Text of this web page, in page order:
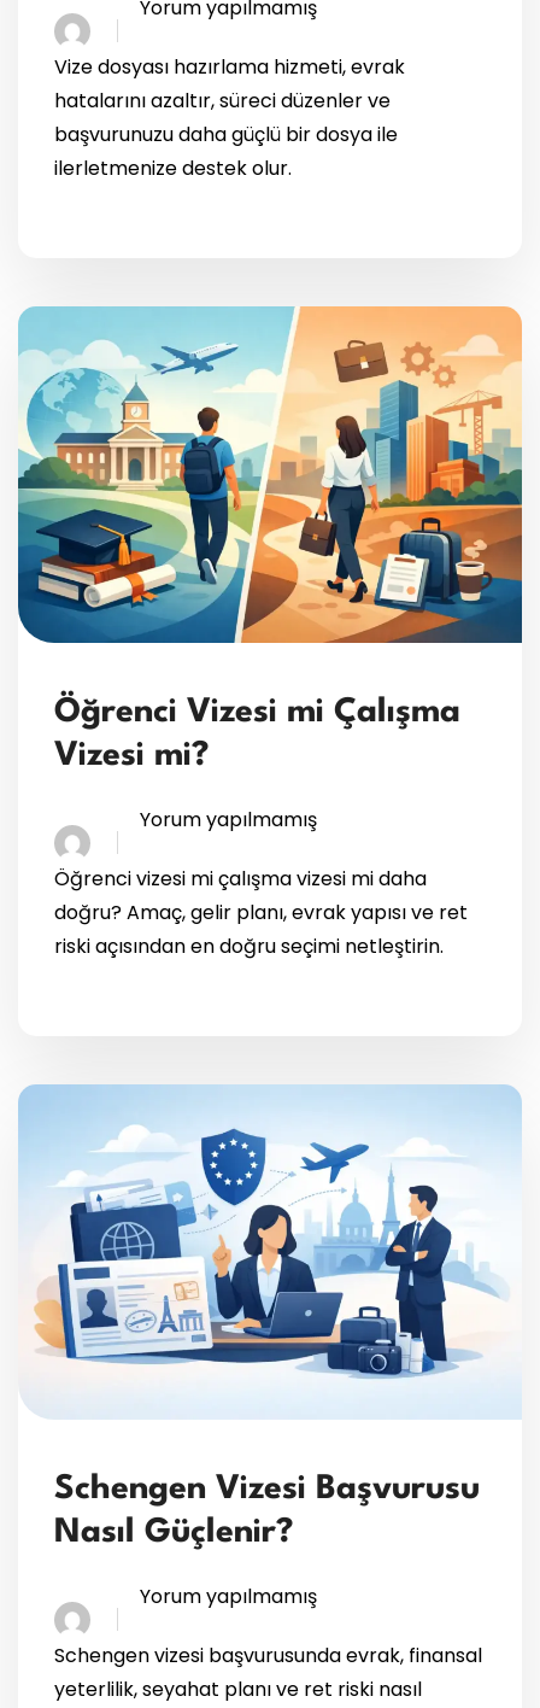
Yorum yapılmamış
Vize dosyası hazırlama hizmeti, evrak
hatalarını azaltır, süreci düzenler ve
başvurunuzu daha güçlü bir dosya ile
ilerletmenize destek olur.
Öğrenci Vizesi mi Çalışma
Vizesi mi?
Yorum yapılmamış
Öğrenci vizesi mi çalışma vizesi mi daha
doğru? Amaç, gelir planı, evrak yapısı ve ret
riski açısından en doğru seçimi netleştirin.
Schengen Vizesi Başvurusu
Nasıl Güçlenir?
Yorum yapılmamış
Schengen vizesi başvurusunda evrak, finansal
yeterlilik, seyahat planı ve ret riski nasıl